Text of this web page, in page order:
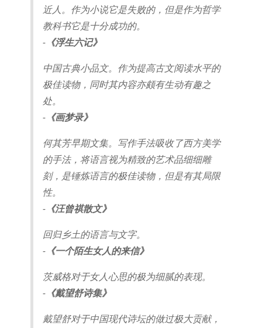
近人。作为小说它是失败的，但是作为哲学
教科书它是十分成功的。
- 《浮生六记》
中国古典小品文。作为提高古文阅读水平的
极佳读物，同时其内容亦颇有生动有趣之
处。
- 《画梦录》
何其芳早期文集。写作手法吸收了西方美学
的手法，将语言视为精致的艺术品细细雕
刻，是锤炼语言的极佳读物，但是有其局限
性。
- 《汪曾祺散文》
回归乡土的语言与文字。
- 《一个陌生女人的来信》
茨威格对于女人心思的极为细腻的表现。
- 《戴望舒诗集》
戴望舒对于中国现代诗坛的做过极大贡献，